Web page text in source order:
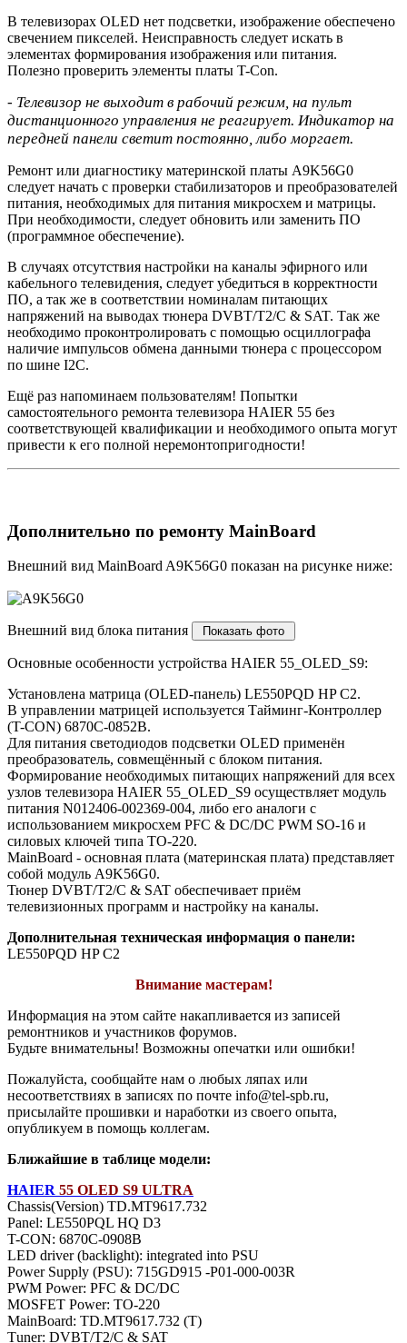
В телевизорах OLED нет подсветки, изображение обеспечено
свечением пикселей. Неисправность следует искать в
элементах формирования изображения или питания.
Полезно проверить элементы платы T-Con.
- Телевизор не выходит в рабочий режим, на пульт
дистанционного управления не реагирует. Индикатор на
передней панели светит постоянно, либо моргает.
Ремонт или диагностику материнской платы A9K56G0
следует начать с проверки стабилизаторов и преобразователей
питания, необходимых для питания микросхем и матрицы.
При необходимости, следует обновить или заменить ПО
(программное обеспечение).
В случаях отсутствия настройки на каналы эфирного или
кабельного телевидения, следует убедиться в корректности
ПО, а так же в соответствии номиналам питающих
напряжений на выводах тюнера DVBT/T2/C & SAT. Так же
необходимо проконтролировать с помощью осциллографа
наличие импульсов обмена данными тюнера с процессором
по шине I2C.
Ещё раз напоминаем пользователям! Попытки
самостоятельного ремонта телевизора HAIER 55 без
соответствующей квалификации и необходимого опыта могут
привести к его полной неремонтопригодности!
Дополнительно по ремонту MainBoard
Внешний вид MainBoard A9K56G0 показан на рисунке ниже:
Внешний вид блока питания
Основные особенности устройства HAIER 55_OLED_S9:
Установлена матрица (OLED-панель) LE550PQD HP C2.
В управлении матрицей используется Тайминг-Контроллер
(T-CON) 6870C-0852B.
Для питания светодиодов подсветки OLED применён
преобразователь, совмещённый с блоком питания.
Формирование необходимых питающих напряжений для всех
узлов телевизора HAIER 55_OLED_S9 осуществляет модуль
питания N012406-002369-004, либо его аналоги c
использованием микросхем PFC & DC/DC PWM SO-16 и
силовых ключей типа TO-220.
MainBoard - основная плата (материнская плата) представляет
собой модуль A9K56G0.
Тюнер DVBT/T2/C & SAT обеспечивает приём
телевизионных программ и настройку на каналы.
Дополнительная техническая информация о панели:
LE550PQD HP C2
Внимание мастерам!
Информация на этом сайте накапливается из записей
ремонтников и участников форумов.
Будьте внимательны! Возможны опечатки или ошибки!
Пожалуйста, сообщайте нам о любых ляпах или
несоответствиях в записях по почте info@tel-spb.ru,
присылайте прошивки и наработки из своего опыта,
опубликуем в помощь коллегам.
Ближайшие в таблице модели:
HAIER 55 OLED S9 ULTRA
Chassis(Version) TD.MT9617.732
Panel: LE550PQL HQ D3
T-CON: 6870C-0908B
LED driver (backlight): integrated into PSU
Power Supply (PSU): 715GD915 -P01-000-003R
PWM Power: PFC & DC/DC
MOSFET Power: TO-220
MainBoard: TD.MT9617.732 (T)
Тuner: DVBT/T2/C & SAT